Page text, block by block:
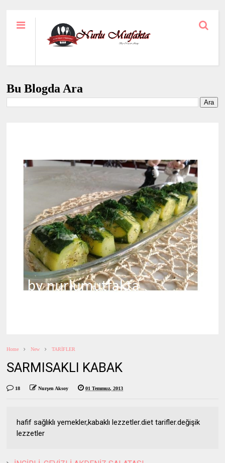
Bu Blogda Ara
Home New TARİFLER
SARMISAKLI KABAK
18 Nurşen Aksoy 01 Temmuz, 2013
hafif sağlıklı yemekler,kabaklı lezzetler.diet tarifler.değişik
lezzetler